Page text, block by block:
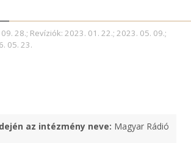
28.; Revíziók: 2023. 01. 22.; 2023. 05. 09.;
05. 23.
az intézmény neve: Magyar Rádió